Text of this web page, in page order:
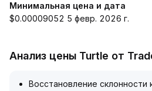
Минимальная цена и дата
$0.00009052 5 февр. 2026 г.
Анализ цены Turtle от
Восстановление склонности